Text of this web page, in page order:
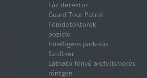
Láz detektor
Guard Tour Patrol
Fémdetektorok
pozíció
Intelligens parkolás
Szoftver
Látható fényű arcfelismerés
röntgen